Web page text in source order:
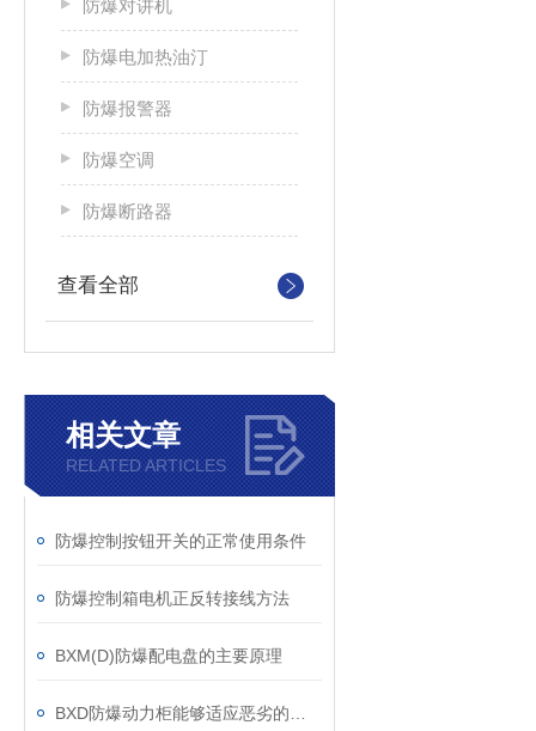
防爆对讲机
防爆电加热油汀
防爆报警器
防爆空调
防爆断路器
查看全部
相关文章
RELATED ARTICLES
防爆控制按钮开关的正常使用条件
防爆控制箱电机正反转接线方法
BXM(D)防爆配电盘的主要原理